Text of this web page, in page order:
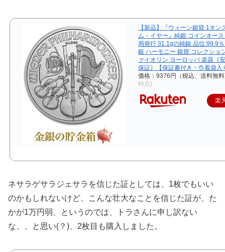
【新品】『ウィーン銀貨 1オン
ム・イヤー』純銀 コインオー
局発行 31.1gの純銀 品位:99.9
銀 ハーモニー 銀貨 コレクショ
ァイオリン ヨーロッパ 楽器《
保証》【保証書付き・巾着袋入
価格：9376円（税込、送料無
時点)
楽
ネサラゲサラジェサラを信じた証としては、1枚でもいい
のかもしれないけど、こんな壮大なことを信じた証が、た
かが1万円弱、というのでは、トラさんに申し訳ない
な、、と思い(？)、2枚目も購入しました。